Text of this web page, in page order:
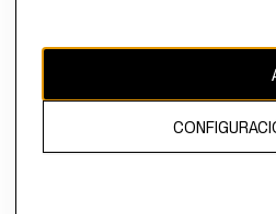
El contenido de esta página web está